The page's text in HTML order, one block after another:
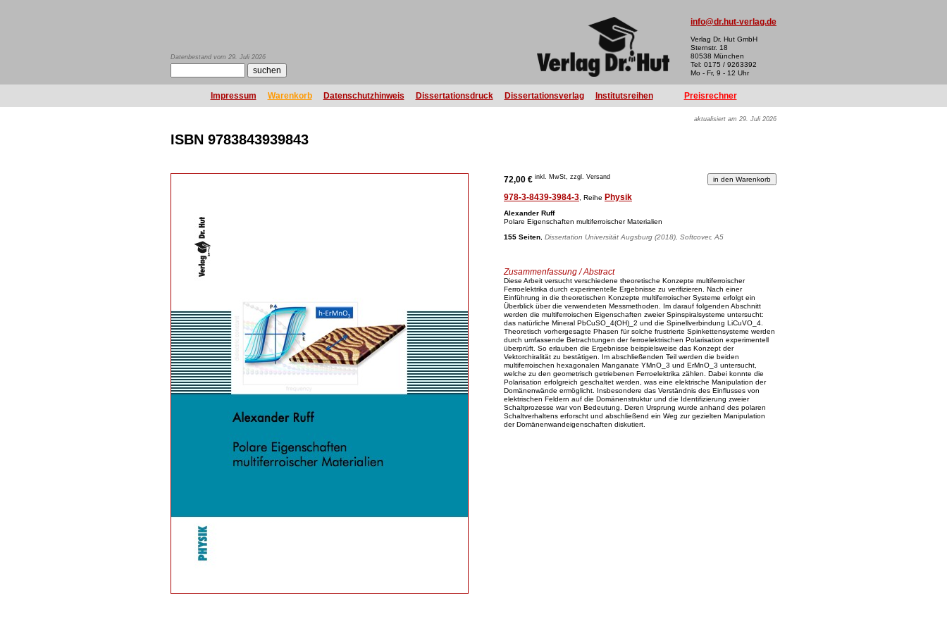
Datenbestand vom 29. Juli 2026
info@dr.hut-verlag.de
Verlag Dr. Hut GmbH
Sternstr. 18
80538 München
Tel: 0175 / 9263392
Mo - Fr, 9 - 12 Uhr
Impressum Warenkorb Datenschutzhinweis Dissertationsdruck Dissertationsverlag Institutsreihen Preisrechner
aktualisiert am 29. Juli 2026
ISBN 9783843939843
72,00 € inkl. MwSt, zzgl. Versand
978-3-8439-3984-3 , Reihe Physik
Alexander Ruff
Polare Eigenschaften multiferroischer Materialien
155 Seiten Dissertation Universität Augsburg (2018), Softcover, A5
Zusammenfassung / Abstract
Diese Arbeit versucht verschiedene theoretische Konzepte multiferroischer
Ferroelektrika durch experimentelle Ergebnisse zu verifizieren. Nach einer
Einführung in die theoretischen Konzepte multiferroischer Systeme erfolgt ein
Überblick über die verwendeten Messmethoden. Im darauf folgenden Abschnitt
werden die multiferroischen Eigenschaften zweier Spinspiralsysteme untersucht:
das natürliche Mineral PbCuSO_4(OH)_2 und die Spinellverbindung LiCuVO_4.
Theoretisch vorhergesagte Phasen für solche frustrierte Spinkettensysteme werden
durch umfassende Betrachtungen der ferroelektrischen Polarisation experimentell
überprüft. So erlauben die Ergebnisse beispielsweise das Konzept der
Vektorchiralität zu bestätigen. Im abschließenden Teil werden die beiden
multiferroischen hexagonalen Manganate YMnO_3 und ErMnO_3 untersucht,
welche zu den geometrisch getriebenen Ferroelektrika zählen. Dabei konnte die
Polarisation erfolgreich geschaltet werden, was eine elektrische Manipulation der
Domänenwände ermöglicht. Insbesondere das Verständnis des Einflusses von
elektrischen Feldern auf die Domänenstruktur und die Identifizierung zweier
Schaltprozesse war von Bedeutung. Deren Ursprung wurde anhand des polaren
Schaltverhaltens erforscht und abschließend ein Weg zur gezielten Manipulation
der Domänenwandeigenschaften diskutiert.